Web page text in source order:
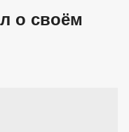
о своём